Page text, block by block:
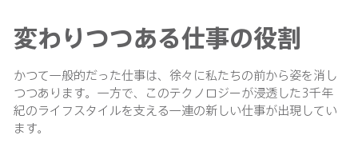
変わりつつある仕事の役割
かつて一般的だった仕事は、徐々に私たちの前から姿を消し
つつあります。一方で、このテクノロジーが浸透した3千年
紀のライフスタイルを支える一連の新しい仕事が出現してい
ます。